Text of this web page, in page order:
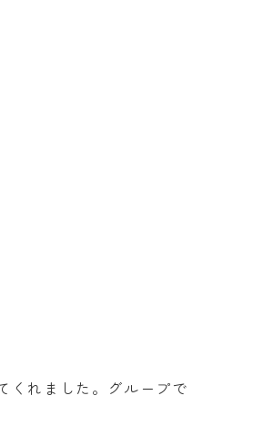
くれました。グループで